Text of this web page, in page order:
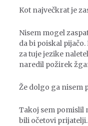
Kot največkrat je
Nisem mogel
da bi poiskal
za tuje jezike
naredil požirek
Že dolgo ga nisem
Takoj sem pomislil
bili očetovi